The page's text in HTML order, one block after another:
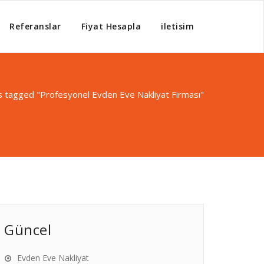
Referanslar Fiyat Hesapla iletisim
tagged "Profesyonel Evden Eve Nakliyat Firması"
Güncel
Evden Eve Nakliyat